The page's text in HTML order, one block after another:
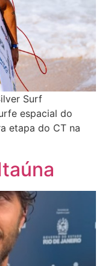
Surf
espacial do
etapa do CT na